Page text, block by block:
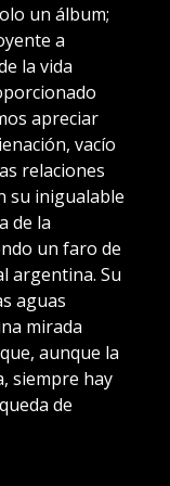
un álbum;
a
la vida
apreciar
vacío
relaciones
su inigualable
de la
un faro de
argentina. Su
aguas
mirada
aunque la
siempre hay
de